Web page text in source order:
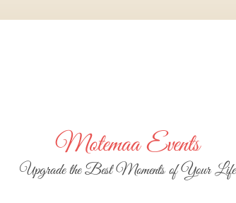
Motemaa Events
Upgrade the Best Moments of Your Life